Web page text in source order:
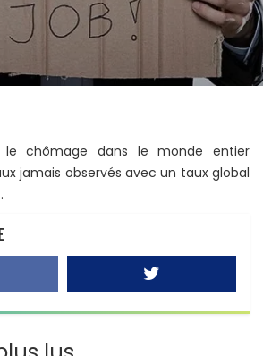
le chômage dans le monde entier
jamais observés avec un taux global